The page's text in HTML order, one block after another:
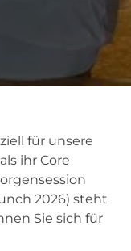
für unsere
ihr Core
2026) steht
Sie sich für